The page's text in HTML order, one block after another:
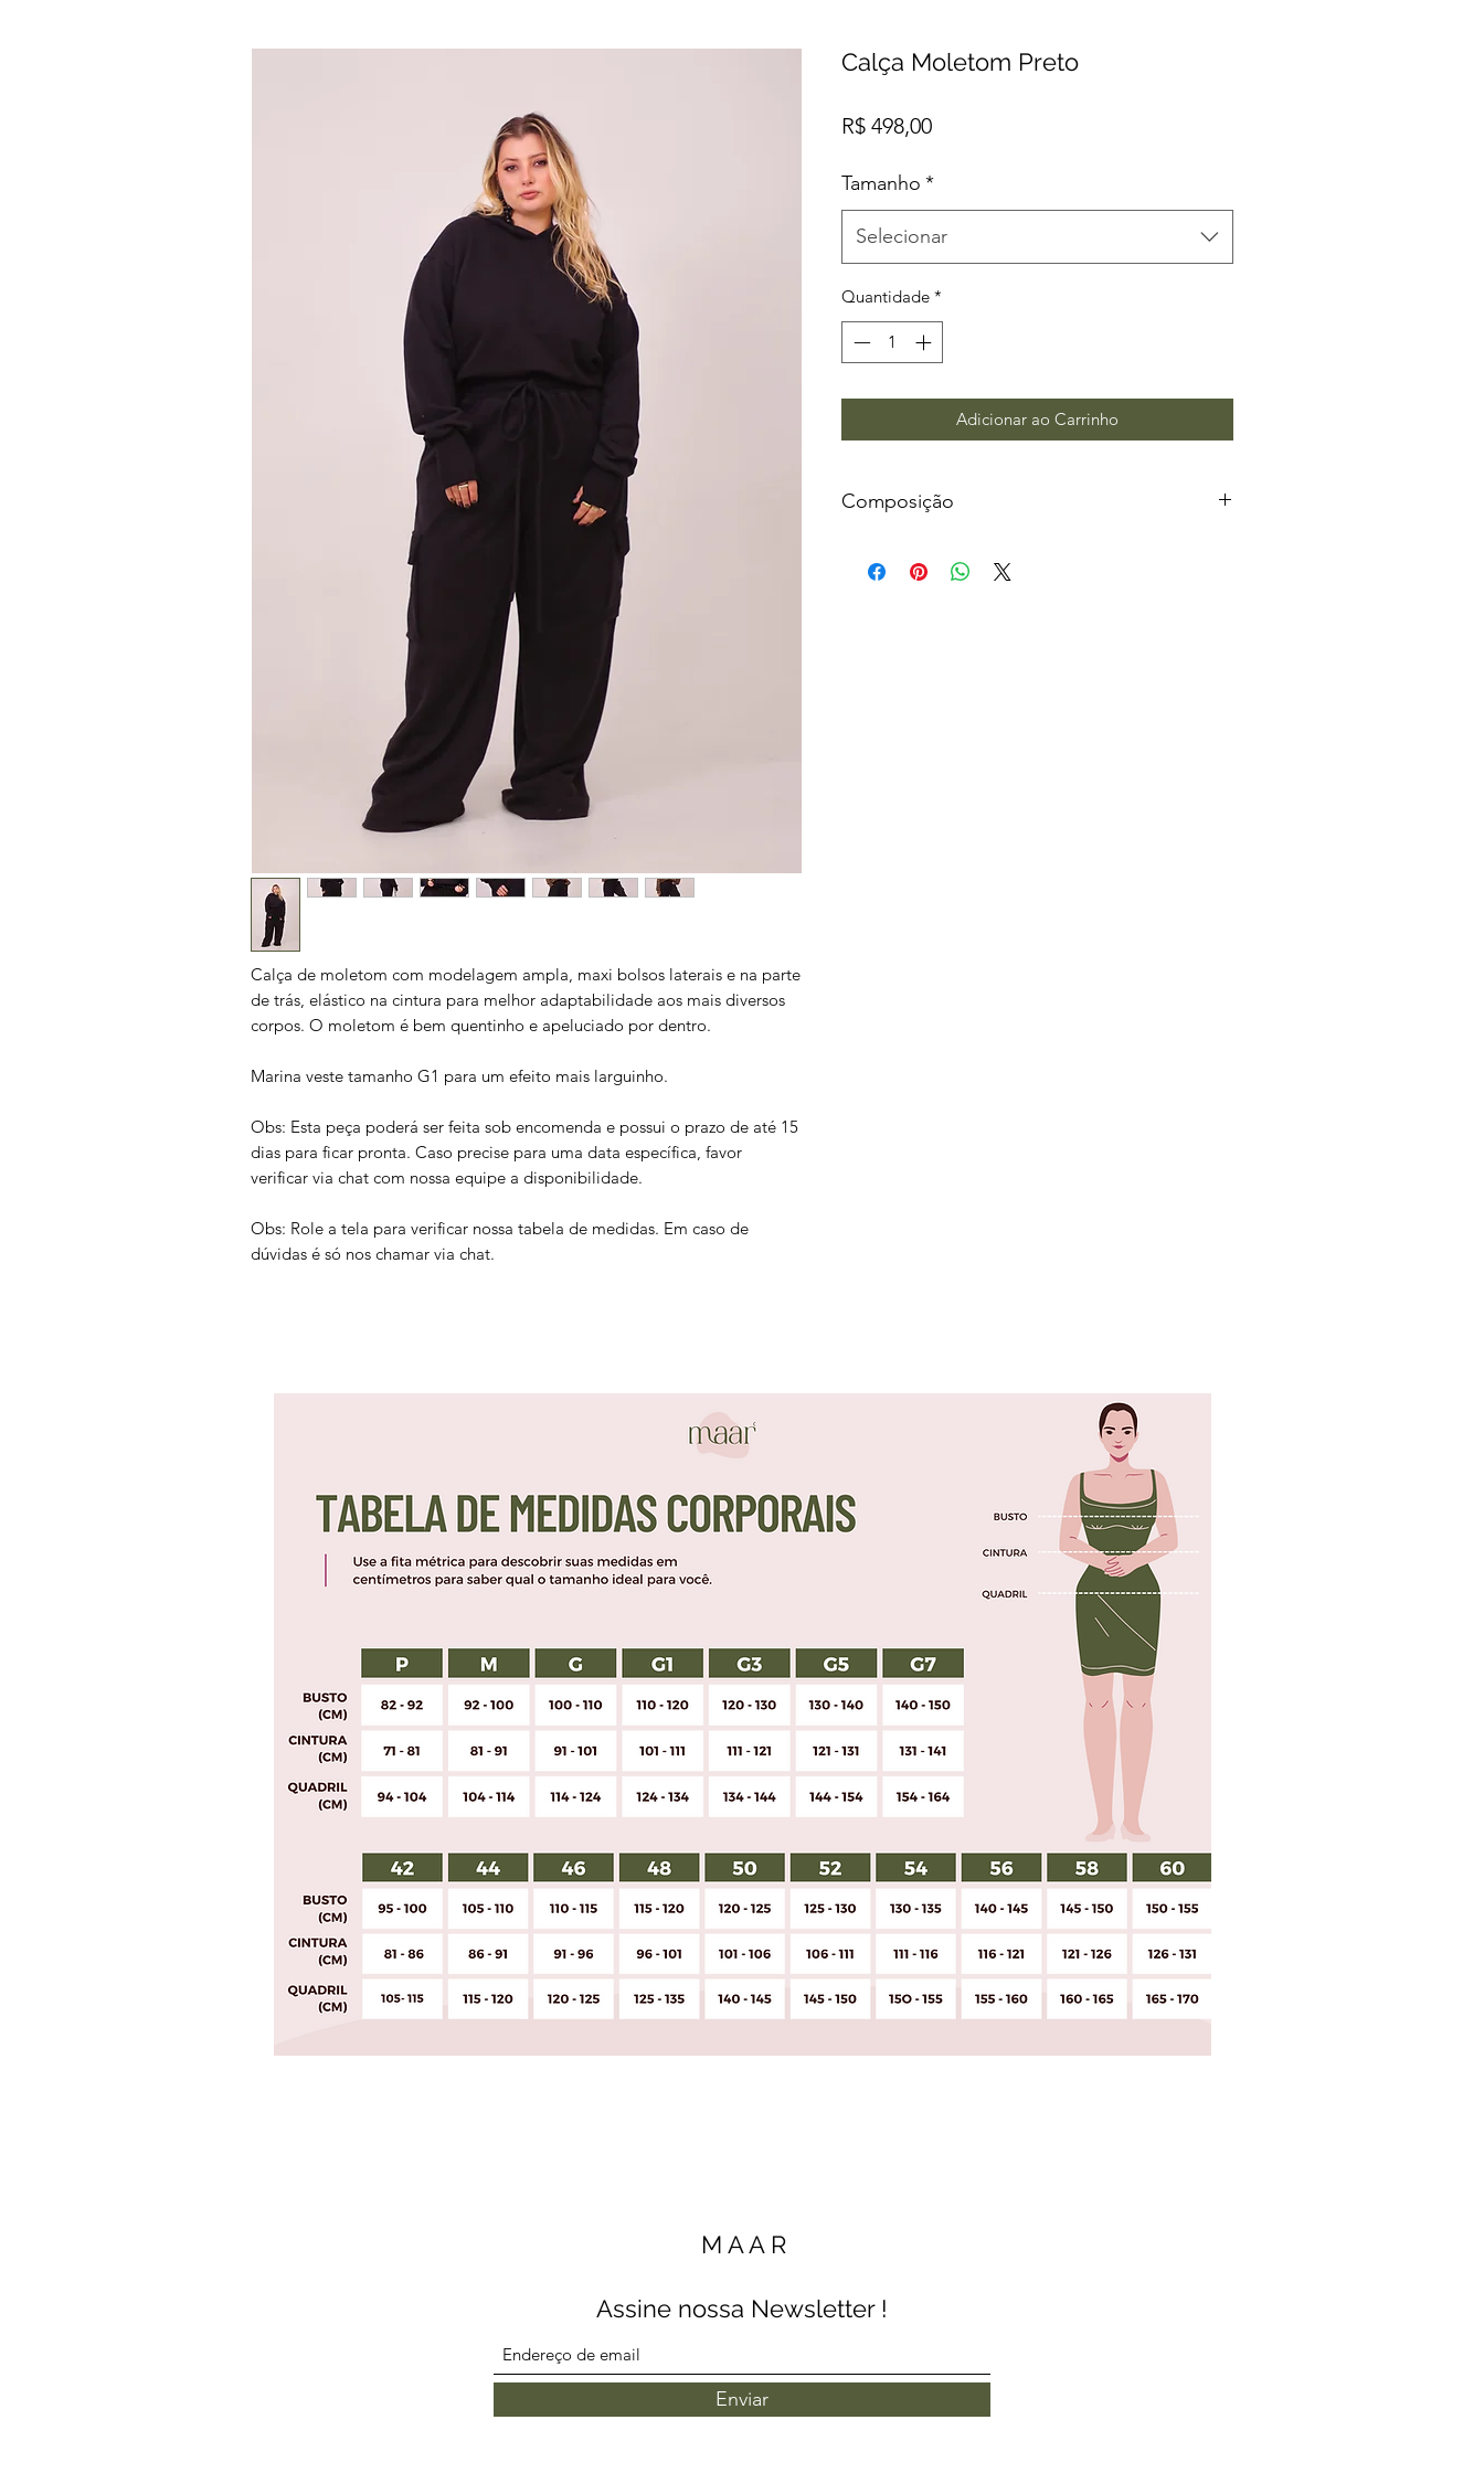
Calça de moletom com modelagem ampla, maxi bolsos laterais e na parte
de trás, elástico na cintura para melhor adaptabilidade aos mais diversos
corpos. O moletom é bem quentinho e apeluciado por dentro.
Marina veste tamanho G1 para um efeito mais larguinho.
Obs: Esta peça poderá ser feita sob encomenda e possui o prazo de até 15
dias para ficar pronta. Caso precise para uma data específica, favor
verificar via chat com nossa equipe a disponibilidade.
Obs: Role a tela para verificar nossa tabela de medidas. Em caso de
dúvidas é só nos chamar via chat.
Calça Moletom Preto
R$ 498,00Preço
Tamanho *
Selecionar
Quantidade *
Adicionar ao Carrinho
Composição
34% Poliéster
M A A R
Assine nossa Newsletter !
Enviar